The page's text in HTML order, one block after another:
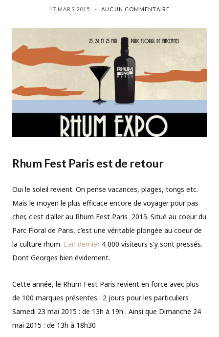
17 MARS 2015 AUCUN COMMENTAIRE
Rhum Fest Paris est de retour
Oui le soleil revient. On pense vacances, plages, tongs etc.
Mais le moyen le plus efficace encore de voyager pour pas
cher, c'est d'aller au Rhum Fest Paris 2015. Situé au coeur du
Parc Floral de Paris, c'est une véritable plongée au coeur de
la culture rhum. L'an dernier 4 000 visiteurs s'y sont pressés.
Dont Georges bien évidement.
Cette année, le Rhum Fest Paris revient en force avec plus
de 100 marques présentes : 2 jours pour les particuliers
Samedi 23 mai 2015 : de 13h à 19h . Ainsi que Dimanche 24
mai 2015 : de 13h à 18h30